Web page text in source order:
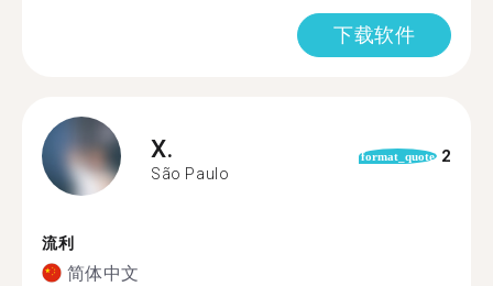
下载软件
X.
São Paulo
format_quote 2
流利
简体中文